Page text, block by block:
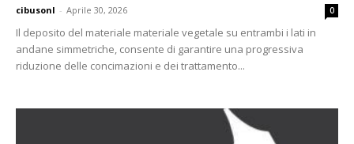
cibusonl - Aprile 30, 2026 0
Il deposito del materiale materiale vegetale su entrambi i lati in
andane simmetriche, consente di garantire una progressiva
riduzione delle concimazioni e dei trattamento...